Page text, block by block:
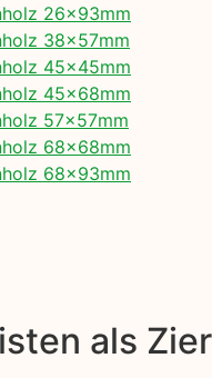
26x93mm
38x57mm
45x45mm
45x68mm
57x57mm
68x68mm
68x93mm
als